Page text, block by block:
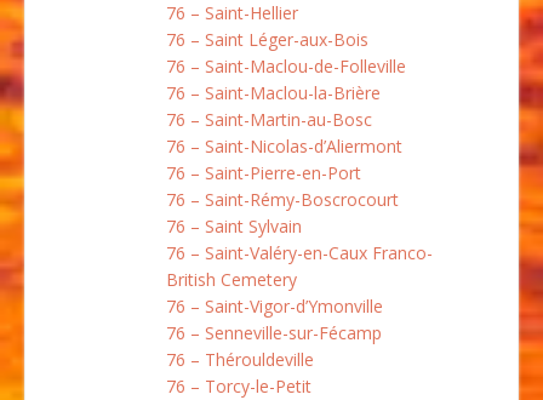
76 – Saint-Hellier
76 – Saint Léger-aux-Bois
76 – Saint-Maclou-de-Folleville
76 – Saint-Maclou-la-Brière
76 – Saint-Martin-au-Bosc
76 – Saint-Nicolas-d’Aliermont
76 – Saint-Pierre-en-Port
76 – Saint-Rémy-Boscrocourt
76 – Saint Sylvain
76 – Saint-Valéry-en-Caux Franco-
British Cemetery
76 – Saint-Vigor-d’Ymonville
76 – Senneville-sur-Fécamp
76 – Thérouldeville
76 – Torcy-le-Petit